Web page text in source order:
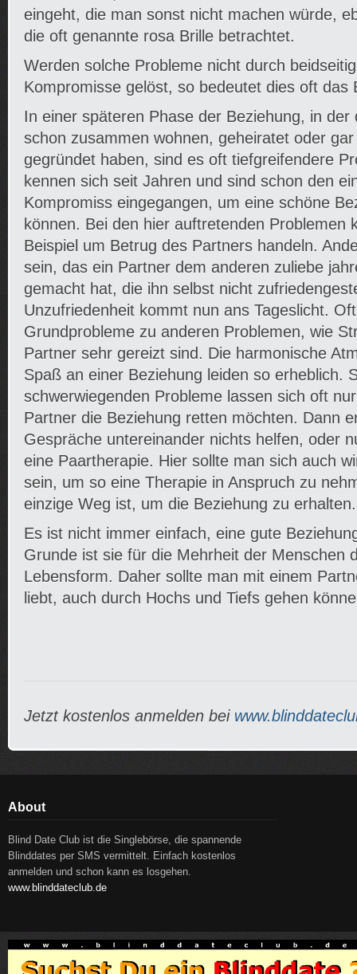
eingeht, die man sonst nicht machen würde,
die oft genannte rosa Brille betrachtet.
Werden solche Probleme nicht durch
Kompromisse gelöst, so bedeutet dies oft das
In einer späteren Phase der Beziehung, in der
schon zusammen wohnen, geheiratet oder
gegründet haben, sind es oft tiefgreifendere
kennen sich seit Jahren und sind schon den
Kompromiss eingegangen, um eine schöne
können. Bei den hier auftretenden Problemen
Beispiel um Betrug des Partners handeln.
sein, das ein Partner dem anderen zuliebe
gemacht hat, die ihn selbst nicht
Unzufriedenheit kommt nun ans Tageslicht.
Grundprobleme zu anderen Problemen, wie
Partner sehr gereizt sind. Die harmonische
Spaß an einer Beziehung leiden so erheblich.
schwerwiegenden Probleme lassen sich oft
Partner die Beziehung retten möchten. Dann
Gespräche untereinander nichts helfen, oder
eine Paartherapie. Hier sollte man sich auch
sein, um so eine Therapie in Anspruch zu
einzige Weg ist, um die Beziehung zu erhalten.
Es ist nicht immer einfach, eine gute
Grunde ist sie für die Mehrheit der Menschen
Lebensform. Daher sollte man mit einem
liebt, auch durch Hochs und Tiefs gehen
Jetzt kostenlos anmelden bei
About
Blind Date Club ist die Singlebörse, die spannende
Blinddates per SMS vermittelt. Einfach kostenlos
anmelden und schon kann es losgehen.
www.blinddateclub.de